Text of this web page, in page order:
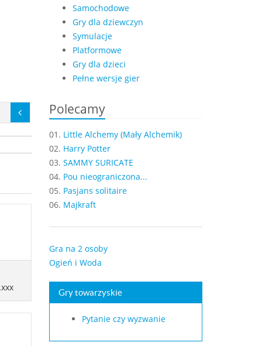
Samochodowe
Gry dla dziewczyn
Symulacje
Platformowe
Gry dla dzieci
Pełne wersje gier
Polecamy
01. Little Alchemy (Mały Alchemik)
02. Harry Potter
03. SAMMY SURICATE
04. Pou nieograniczona...
05. Pasjans solitaire
06. Majkraft
Gra na 2 osoby
Ogień i Woda
Gry towarzyskie
Pytanie czy wyzwanie